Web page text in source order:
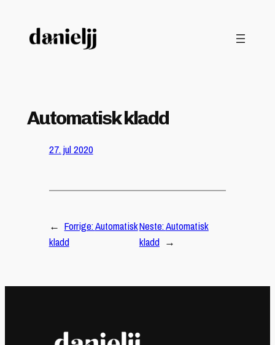
innhold
Automatisk kladd
27. jul 2020
← Forrige:Automatisk
kladd
Neste:Automatisk
kladd →